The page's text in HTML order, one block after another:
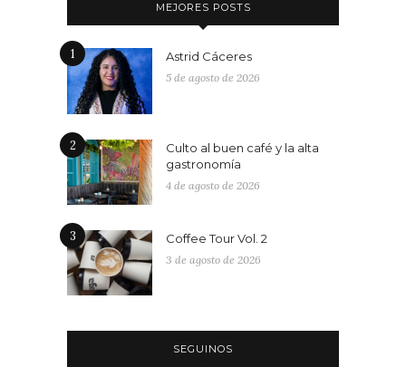
MEJORES POSTS
1 Astrid Cáceres
5 de agosto de 2026
2
Culto al buen café y la alta
gastronomía
4 de agosto de 2026
3 Coffee Tour Vol. 2
3 de agosto de 2026
SEGUINOS